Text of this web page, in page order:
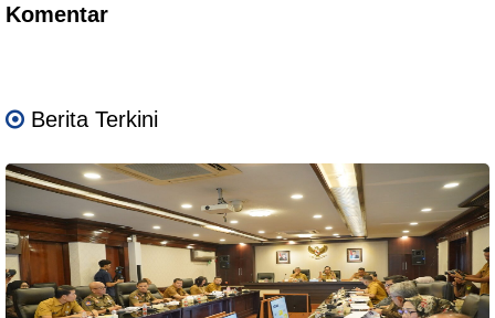
Komentar
Berita Terkini